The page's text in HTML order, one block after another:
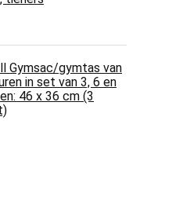
Gymsac/gymtas van
in set van 3, 6 en
46 x 36 cm (3